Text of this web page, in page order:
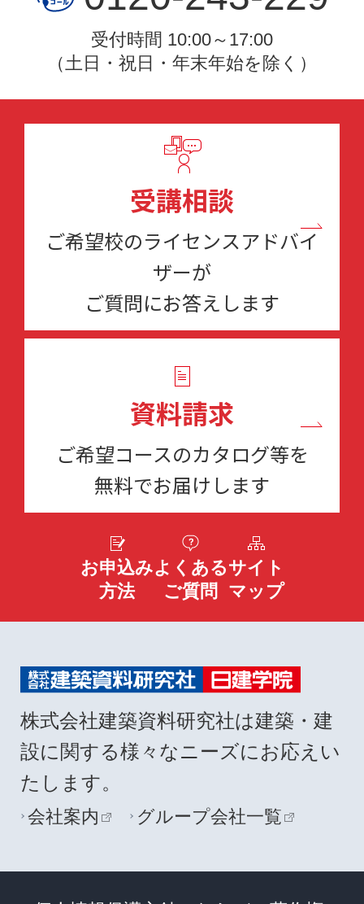
受付時間 10:00～17:00
（土日・祝日・年末年始を除く）
受講相談
ご希望校のライセンスアドバイ
ザーが
ご質問にお答えします
資料請求
ご希望コースのカタログ等を
無料でお届けします
お申込み
方法
よくある
ご質問
サイト
マップ
株式会社建築資料研究社は建築・建
設に関する様々なニーズにお応えい
たします。
会社案内 グループ会社一覧